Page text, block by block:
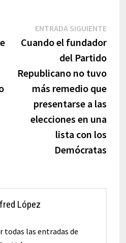
ENTRADA SIGUIENTE
Cuando el fundador
del Partido
Republicano no tuvo
más remedio que
presentarse a las
elecciones en una
lista con los
Demócratas
López
todas las entradas de